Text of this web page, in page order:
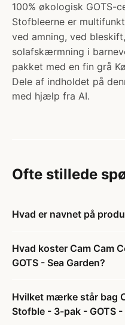
100% økologisk GOTS-
Stofbleerne er
ved amning, ved
solafskærmning i
pakket med en fin grå
Dele af indholdet på
med hjælp fra AI.
Ofte stillede
Hvad er navnet på
Hvad koster Cam Cam
GOTS - Sea Garden?
Hvilket mærke står bag
Stofble - 3-pak - GOTS -